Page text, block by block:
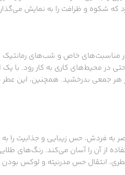
که شکوه و ظرافت را به نمایش
مناسبت‌های خاص و شب‌های رمانتیک
در محیط‌های کاری به کار رود. با
جمعی بدرخشید. همچنین، این عطر به
فردش، حس زیبایی و جذابیت را
از آن را آسان می‌کند. رنگ‌های
انتقال حس مدرنیته و لوکس بودن